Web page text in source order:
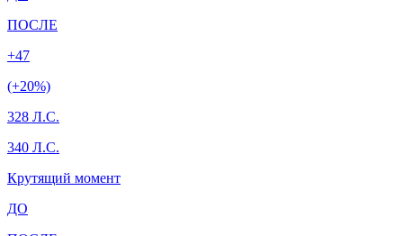
ПОСЛЕ
+47
(+20%)
328 Л.С.
340 Л.С.
Крутящий момент
ДО